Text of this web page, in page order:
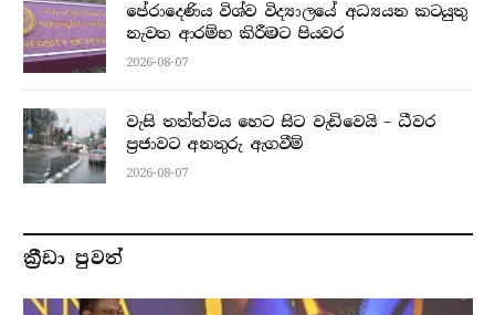
පේරාදෙණිය විශ්ව විද්‍යාලයේ අධ්‍යයන කටයුතු
නැවත ආරම්භ කිරීමට පියවර
2026-08-07
වැසි තත්ත්වය හෙට සිට වැඩිවෙයි – ධීවර
ප්‍රජාවට අනතුරු ඇගවීම්
2026-08-07
ක්‍රීඩා පුවත්